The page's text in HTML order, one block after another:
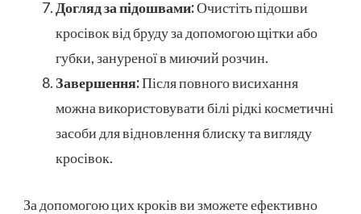
Догляд за підошвами:Очистіть підошви
кросівок від бруду за допомогою щітки або
губки, зануреної в миючий розчин.
Завершення:Після повного висихання
можна використовувати білі рідкі косметичні
засоби для відновлення блиску та вигляду
кросівок.
За допомогою цих кроків ви зможете ефективно